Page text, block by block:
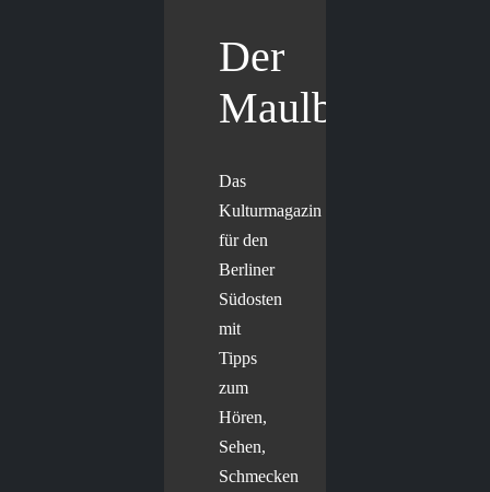
Der
Maulbär
Das
Kulturmagazin
für den
Berliner
Südosten
mit
Tipps
zum
Hören,
Sehen,
Schmecken